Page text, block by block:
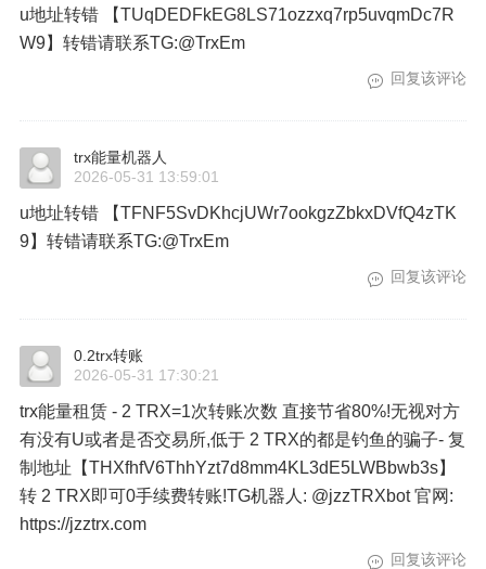
u地址转错 【TUqDEDFkEG8LS71ozzxq7rp5uvqmDc7R
W9】转错请联系TG:@TrxEm
回复该评论
trx能量机器人
2026-05-31 13:59:01
u地址转错 【TFNF5SvDKhcjUWr7ookgzZbkxDVfQ4zTK
9】转错请联系TG:@TrxEm
回复该评论
0.2trx转账
2026-05-31 17:30:21
trx能量租赁 - 2 TRX=1次转账次数 直接节省80%!无视对方
有没有U或者是否交易所,低于 2 TRX的都是钓鱼的骗子- 复
制地址【THXfhfV6ThhYzt7d8mm4KL3dE5LWBbwb3s】
转 2 TRX即可0手续费转账!TG机器人: @jzzTRXbot 官网:
https://jzztrx.com
回复该评论